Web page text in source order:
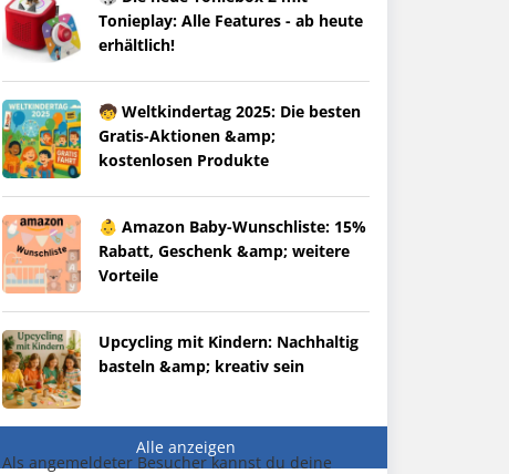
Tonieplay: Alle Features - ab heute
erhältlich!
🧒 Weltkindertag 2025: Die besten
Gratis-Aktionen &amp;
kostenlosen Produkte
👶 Amazon Baby-Wunschliste: 15%
Rabatt, Geschenk &amp; weitere
Vorteile
Upcycling mit Kindern: Nachhaltig
basteln &amp; kreativ sein
Alle anzeigen
Als angemeldeter Besucher kannst du deine